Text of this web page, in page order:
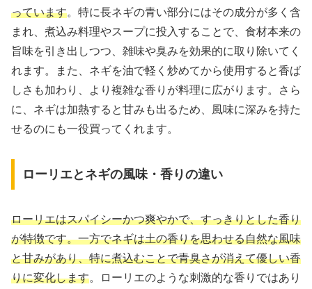
っています。特に長ネギの青い部分にはその成分が多く含
まれ、煮込み料理やスープに投入することで、食材本来の
旨味を引き出しつつ、雑味や臭みを効果的に取り除いてく
れます。また、ネギを油で軽く炒めてから使用すると香ば
しさも加わり、より複雑な香りが料理に広がります。さら
に、ネギは加熱すると甘みも出るため、風味に深みを持た
せるのにも一役買ってくれます。
ローリエとネギの風味・香りの違い
ローリエはスパイシーかつ爽やかで、すっきりとした香り
が特徴です。一方でネギは土の香りを思わせる自然な風味
と甘みがあり、特に煮込むことで青臭さが消えて優しい香
りに変化します。ローリエのような刺激的な香りではあり